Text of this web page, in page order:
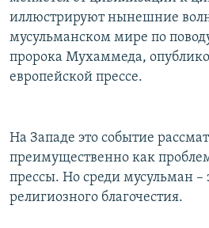
иллюстрируют нынешние
мусульманском мире по
пророка Мухаммеда,
европейской прессе.
На Западе это событие
преимущественно как
прессы. Но среди мусульман –
религиозного благочестия.